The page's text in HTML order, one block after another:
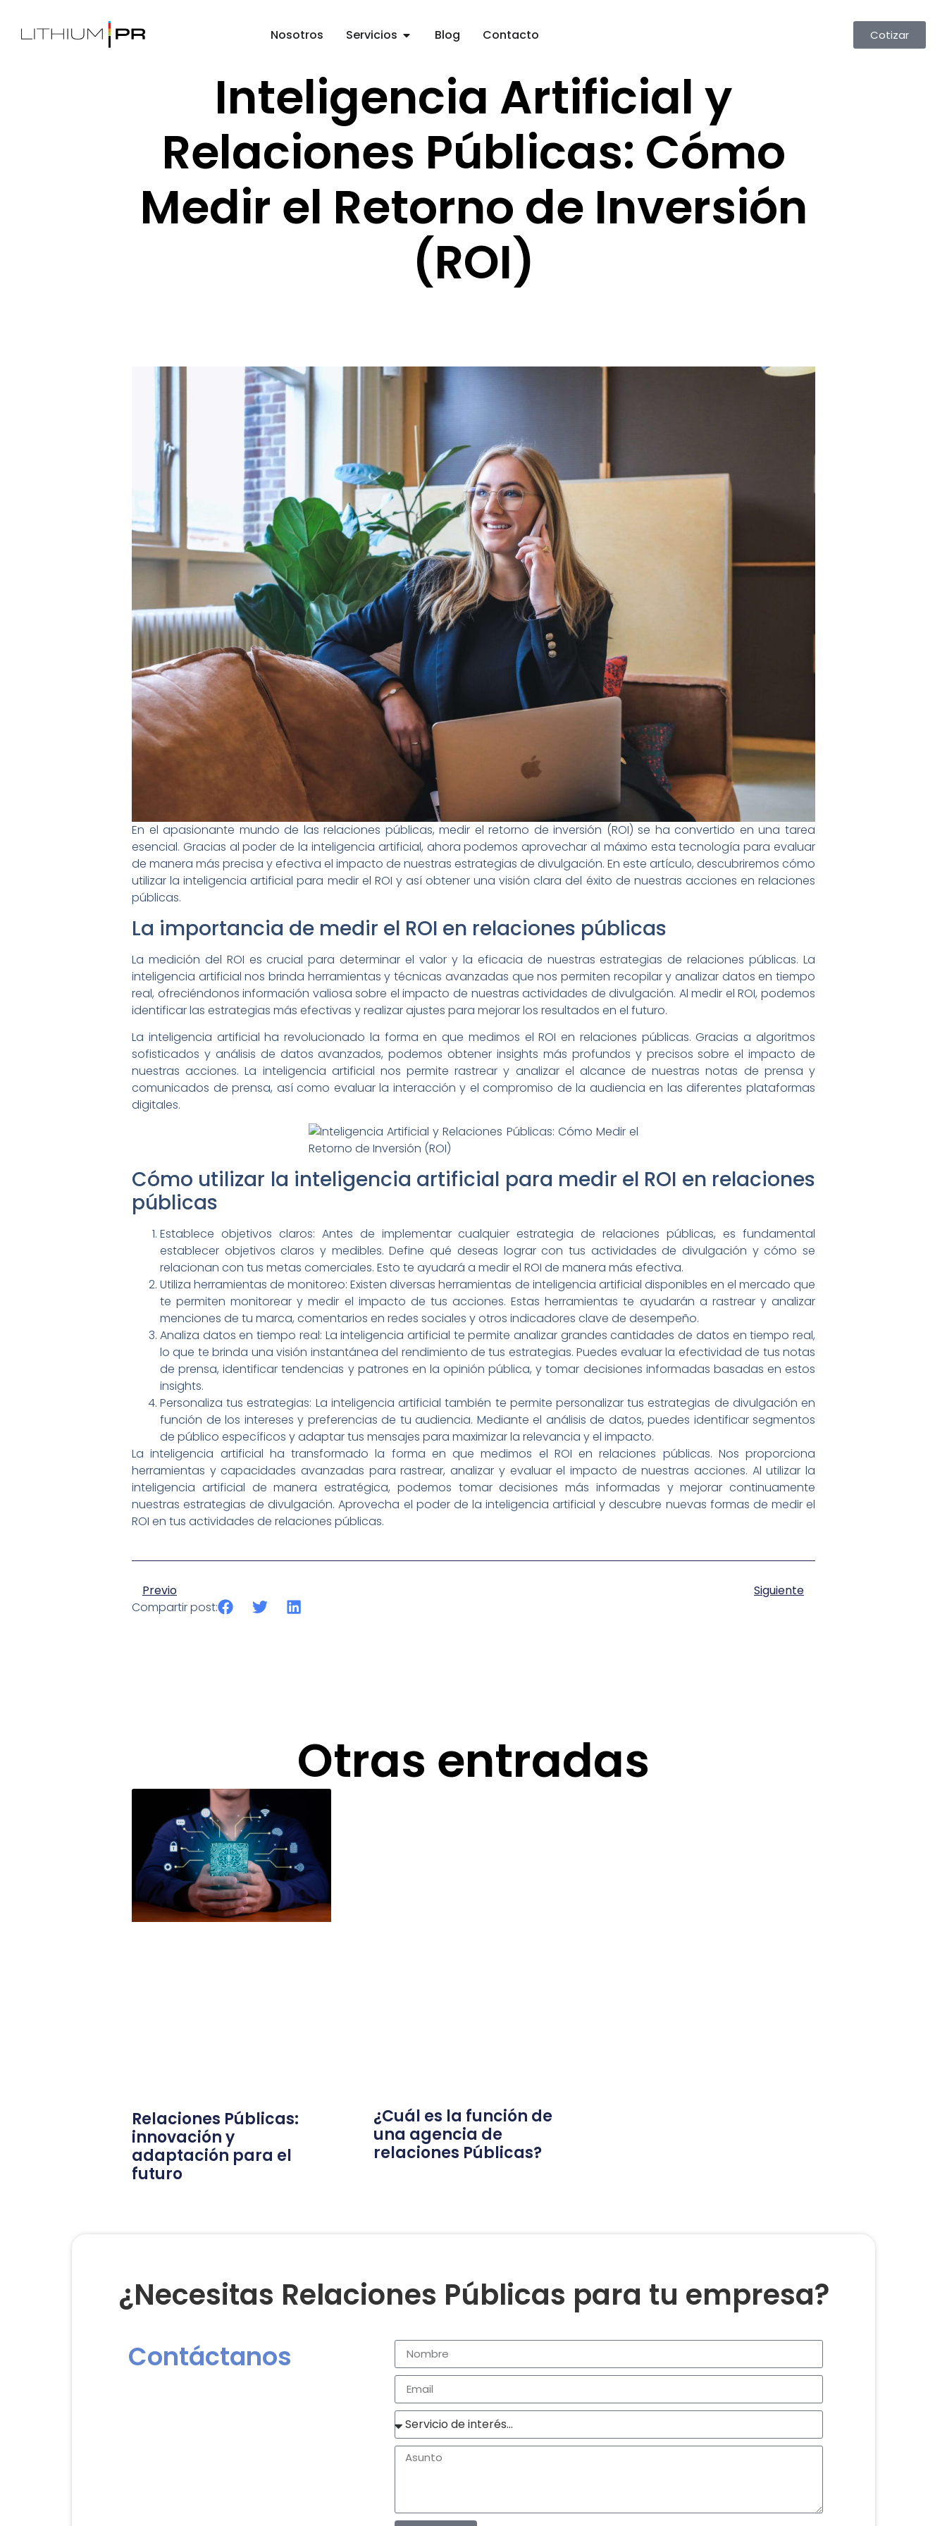
Nosotros Servicios Blog Contacto Cotizar
Inteligencia Artificial y
Relaciones Públicas: Cómo
Medir el Retorno de Inversión
(ROI)
En el apasionante mundo de las relaciones públicas, medir el retorno de inversión (ROI) se ha convertido en una tarea
esencial. Gracias al poder de la inteligencia artificial, ahora podemos aprovechar al máximo esta tecnología para evaluar
de manera más precisa y efectiva el impacto de nuestras estrategias de divulgación. En este artículo, descubriremos cómo
utilizar la inteligencia artificial para medir el ROI y así obtener una visión clara del éxito de nuestras acciones en relaciones
públicas.
La importancia de medir el ROI en relaciones públicas
La medición del ROI es crucial para determinar el valor y la eficacia de nuestras estrategias de relaciones públicas. La
inteligencia artificial nos brinda herramientas y técnicas avanzadas que nos permiten recopilar y analizar datos en tiempo
real, ofreciéndonos información valiosa sobre el impacto de nuestras actividades de divulgación. Al medir el ROI, podemos
identificar las estrategias más efectivas y realizar ajustes para mejorar los resultados en el futuro.
La inteligencia artificial ha revolucionado la forma en que medimos el ROI en relaciones públicas. Gracias a algoritmos
sofisticados y análisis de datos avanzados, podemos obtener insights más profundos y precisos sobre el impacto de
nuestras acciones. La inteligencia artificial nos permite rastrear y analizar el alcance de nuestras notas de prensa y
comunicados de prensa, así como evaluar la interacción y el compromiso de la audiencia en las diferentes plataformas
digitales.
Cómo utilizar la inteligencia artificial para medir el ROI en relaciones
públicas
Establece objetivos claros: Antes de implementar cualquier estrategia de relaciones públicas, es fundamental
establecer objetivos claros y medibles. Define qué deseas lograr con tus actividades de divulgación y cómo se
relacionan con tus metas comerciales. Esto te ayudará a medir el ROI de manera más efectiva.
Utiliza herramientas de monitoreo: Existen diversas herramientas de inteligencia artificial disponibles en el mercado que
te permiten monitorear y medir el impacto de tus acciones. Estas herramientas te ayudarán a rastrear y analizar
menciones de tu marca, comentarios en redes sociales y otros indicadores clave de desempeño.
Analiza datos en tiempo real: La inteligencia artificial te permite analizar grandes cantidades de datos en tiempo real,
lo que te brinda una visión instantánea del rendimiento de tus estrategias. Puedes evaluar la efectividad de tus notas
de prensa, identificar tendencias y patrones en la opinión pública, y tomar decisiones informadas basadas en estos
insights.
Personaliza tus estrategias: La inteligencia artificial también te permite personalizar tus estrategias de divulgación en
función de los intereses y preferencias de tu audiencia. Mediante el análisis de datos, puedes identificar segmentos
de público específicos y adaptar tus mensajes para maximizar la relevancia y el impacto.
La inteligencia artificial ha transformado la forma en que medimos el ROI en relaciones públicas. Nos proporciona
herramientas y capacidades avanzadas para rastrear, analizar y evaluar el impacto de nuestras acciones. Al utilizar la
inteligencia artificial de manera estratégica, podemos tomar decisiones más informadas y mejorar continuamente
nuestras estrategias de divulgación. Aprovecha el poder de la inteligencia artificial y descubre nuevas formas de medir el
ROI en tus actividades de relaciones públicas.
Previo
Siguiente
Compartir post:
Otras entradas
Relaciones Públicas:
innovación y
adaptación para el
futuro
¿Cuál es la función de
una agencia de
relaciones Públicas?
¿Necesitas Relaciones Públicas para tu empresa?
Contáctanos